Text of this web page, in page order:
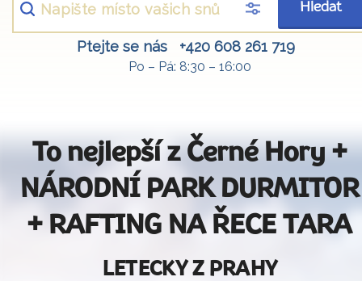
Hledat
Ptejte se nás +420 608 261 719
Po – Pá: 8:30 – 16:00
To nejlepší z Černé Hory +
NÁRODNÍ PARK DURMITOR
+ RAFTING NA ŘECE TARA
LETECKY Z PRAHY